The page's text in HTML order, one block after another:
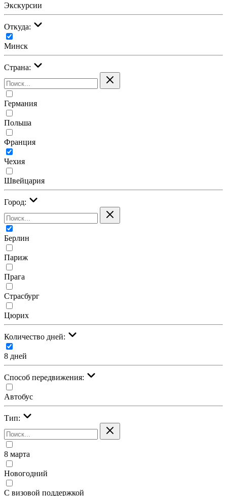
Экскурсии
Откуда:
Минск
Страна:
Германия
Польша
Франция
Чехия
Швейцария
Город:
Берлин
Париж
Прага
Страсбург
Цюрих
Количество дней:
8 дней
Cпособ передвижения:
Автобус
Тип:
8 марта
Новогодний
С визовой поддержкой